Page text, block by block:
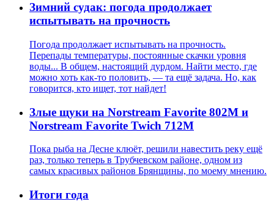
Зимний судак: погода продолжает
испытывать на прочность
Погода продолжает испытывать на прочность.
Перепады температуры, постоянные скачки уровня
воды... В общем, настоящий дурдом. Найти место, где
можно хоть как-то половить, — та ещё задача. Но, как
говорится, кто ищет, тот найдет!
Злые щуки на Norstream Favorite 802M и
Norstream Favorite Twich 712М
Пока рыба на Десне клюёт, решили навестить реку ещё
раз, только теперь в Трубчевском районе, одном из
самых красивых районов Брянщины, по моему мнению.
Итоги года